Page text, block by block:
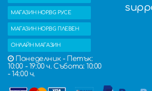
МАГАЗИН HOP.BG РУСЕ
МАГАЗИН HOP.BG ПЛЕВЕН
ОНЛАЙН МАГАЗИН
Понеделник - Петък:
10:00 - 19:00 ч. Събота: 10:00
- 14:00 ч.